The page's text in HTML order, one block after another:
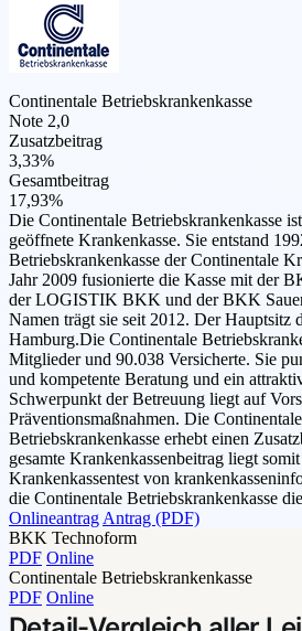
Continentale Betriebskrankenkasse
Note 2,0
Zusatzbeitrag
3,33%
Gesamtbeitrag
17,93%
Die Continentale Betriebskrankenkasse
geöffnete Krankenkasse. Sie entstand
Betriebskrankenkasse der Continentale
Jahr 2009 fusionierte die Kasse mit der
der LOGISTIK BKK und der BKK
Namen trägt sie seit 2012. Der Hauptsitz
Hamburg.Die Continentale
Mitglieder und 90.038 Versicherte. Sie
und kompetente Beratung und ein
Schwerpunkt der Betreuung liegt auf
Präventionsmaßnahmen. Die Continentale
Betriebskrankenkasse erhebt einen
gesamte Krankenkassenbeitrag liegt
Krankenkassentest von
die Continentale Betriebskrankenkasse
Onlineantrag Antrag (PDF)
BKK Technoform
PDF Online
Continentale Betriebskrankenkasse
PDF Online